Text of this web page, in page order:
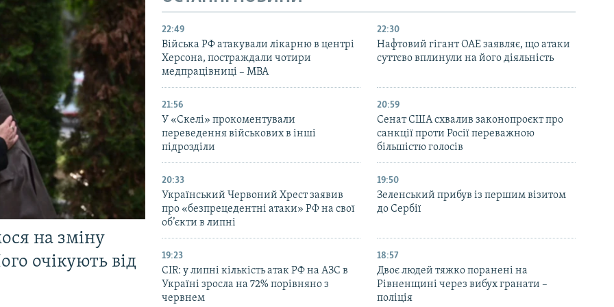
на зміну
очікують від
22:49
Війська РФ атакували лікарню в центрі
Херсона, постраждали чотири
медпрацівниці – МВА
22:30
Нафтовий гігант ОАЕ заявляє, що атаки
суттєво вплинули на його діяльність
21:56
У «Скелі» прокоментували
переведення військових в інші
підрозділи
20:59
Cенат США схвалив законопроєкт про
санкції проти Росії переважною
більшістю голосів
20:33
Український Червоний Хрест заявив
про «безпрецедентні атаки» РФ на свої
об’єкти в липні
19:50
Зеленський прибув із першим візитом
до Сербії
19:23
CIR: у липні кількість атак РФ на АЗС в
Україні зросла на 72% порівняно з
червнем
18:57
Двоє людей тяжко поранені на
Рівненщині через вибух гранати –
поліція